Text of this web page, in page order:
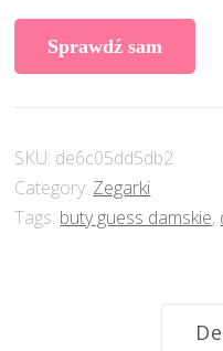
Sprawdź sam
SKU: de6c05dd5db2
Category: Zegarki
Tags: buty guess damskie,